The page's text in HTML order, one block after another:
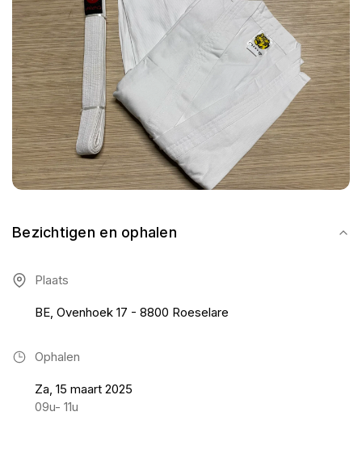
Bezichtigen en ophalen
Plaats
BE, Ovenhoek 17 - 8800 Roeselare
Ophalen
Za, 15 maart 2025
09u- 11u